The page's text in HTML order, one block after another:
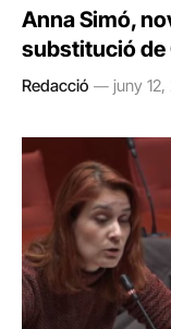
Anna Simó,
substitució de
Redacció juny